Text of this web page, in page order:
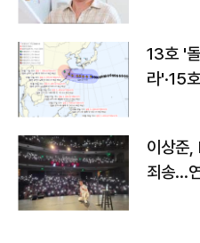
13호 '
라'·15
이상준
죄송…